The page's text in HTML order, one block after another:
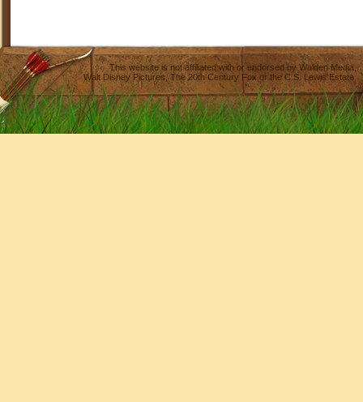
This website is not affiliated with or endorsed byWalden Media
Walt Disney Pictures,The 20th Century Fox or the C.S. Lewis Estate.